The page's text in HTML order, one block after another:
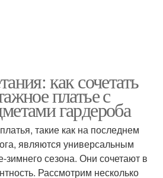
как сочетать
платье с
гардероба
такие как на последнем
являются универсальным
зимнего сезона. Они сочетают в
Рассмотрим несколько